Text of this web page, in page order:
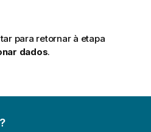
para retornar à etapa
dados.